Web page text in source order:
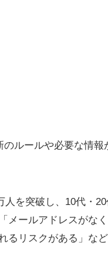
ルールや必要な情
を突破し、10代・
メールアドレスがな
るリスクがある」な